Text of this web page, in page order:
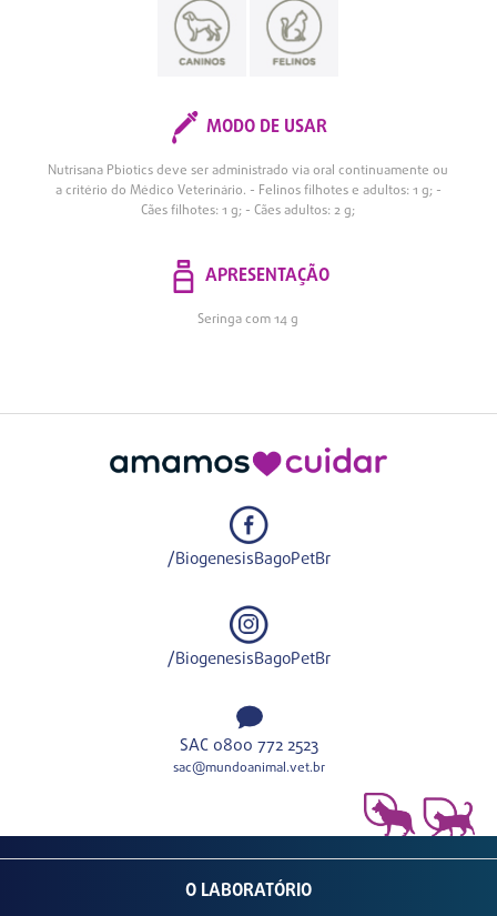
MODO DE USAR
Nutrisana Pbiotics deve ser administrado via oral continuamente ou
a critério do Médico Veterinário. - Felinos filhotes e adultos: 1 g; -
Cães filhotes: 1 g; - Cães adultos: 2 g;
APRESENTAÇÃO
Seringa com 14 g
/BiogenesisBagoPetBr
/BiogenesisBagoPetBr
SAC 0800 772 2523
sac@mundoanimal.vet.br
O LABORATÓRIO